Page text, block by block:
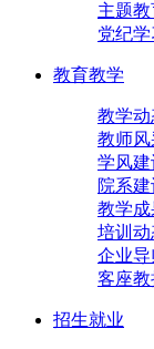
主题
党纪
教育教学
教学动
教师风
学风建
院系
教学成
培训动
企业导
客座教
招生就业